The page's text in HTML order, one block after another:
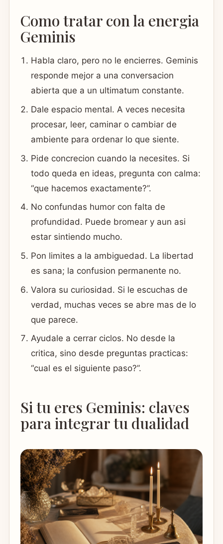
Como tratar con la energia
Geminis
Habla claro, pero no le encierres. Geminis
responde mejor a una conversacion
abierta que a un ultimatum constante.
Dale espacio mental. A veces necesita
procesar, leer, caminar o cambiar de
ambiente para ordenar lo que siente.
Pide concrecion cuando la necesites. Si
todo queda en ideas, pregunta con calma:
“que hacemos exactamente?”.
No confundas humor con falta de
profundidad. Puede bromear y aun asi
estar sintiendo mucho.
Pon limites a la ambiguedad. La libertad
es sana; la confusion permanente no.
Valora su curiosidad. Si le escuchas de
verdad, muchas veces se abre mas de lo
que parece.
Ayudale a cerrar ciclos. No desde la
critica, sino desde preguntas practicas:
“cual es el siguiente paso?”.
Si tu eres Geminis: claves
para integrar tu dualidad